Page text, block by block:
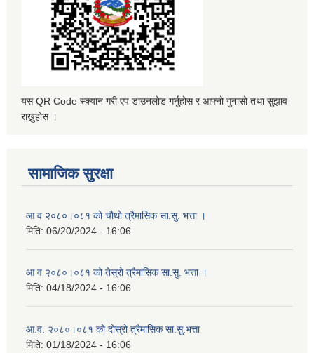
यस QR Code स्क्यान गरी एप डाउनलोड गर्नुहोस र आफ्नो गुनासो तथा सुझाव
राख्नुहोस ।
सामाजिक सुरक्षा
आ व २०८०।०८१ को चौथो त्रैमासिक सा.सु. भत्ता ।
मिति: 06/20/2024 - 16:06
आ व २०८०।०८१ को तेस्रो त्रैमासिक सा.सु. भत्ता ।
मिति: 04/18/2024 - 16:06
आ.व. २०८०।०८१ को दोस्रो त्रैमासिक सा.सु.भत्ता
मिति: 01/18/2024 - 16:06